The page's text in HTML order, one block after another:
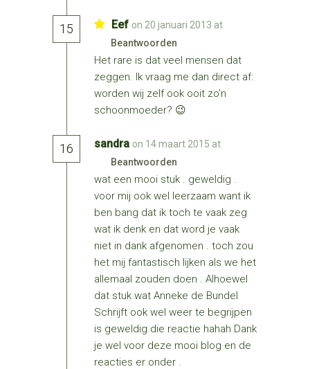
15 Eef on 20 januari 2013 at
Beantwoorden
Het rare is dat veel mensen dat
zeggen. Ik vraag me dan direct af:
worden wij zelf ook ooit zo’n
schoonmoeder? 😉
16 sandra on 14 maart 2015 at
Beantwoorden
wat een mooi stuk . geweldig .
voor mij ook wel leerzaam want ik
ben bang dat ik toch te vaak zeg
wat ik denk en dat word je vaak
niet in dank afgenomen . toch zou
het mij fantastisch lijken als we het
allemaal zouden doen . Alhoewel
dat stuk wat Anneke de Bundel
Schrijft ook wel weer te begrijpen
is geweldig die reactie hahah Dank
je wel voor deze mooi blog en de
reacties er onder .